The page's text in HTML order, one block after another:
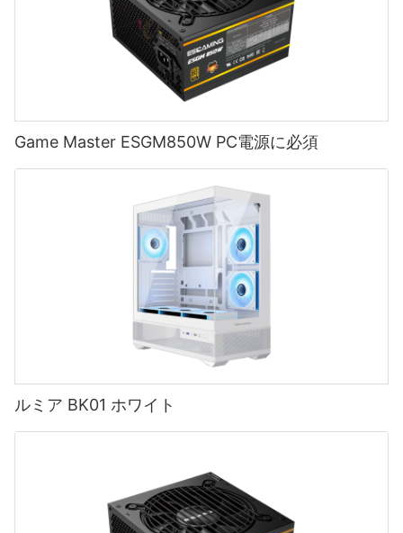
Game Master ESGM850W PC電源に必須
ルミア BK01 ホワイト